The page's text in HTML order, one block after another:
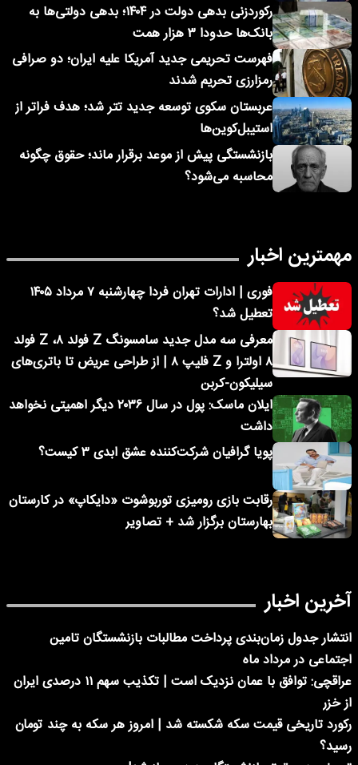
رکوردزنی بدهی دولت در ۱۴۰۴؛ بدهی دولتی‌ها به
بانک‌ها حدودا ۳ هزار همت
فهرست تحریمی جدید آمریکا علیه ایران؛ دو صرافی
رمزارزی تحریم شدند
عربستان سکوی توسعه جدید تتر شد؛ هدف فراتر از
استیبل‌کوین‌ها
بازنشستگی پیش از موعد برقرار ماند؛ حقوق چگونه
محاسبه می‌شود؟
مهمترین اخبار
فوری | ادارات تهران فردا چهارشنبه ۷ مرداد ۱۴۰۵
تعطیل شد؟
معرفی سه مدل جدید سامسونگ Z فولد ۸، Z فولد
۸ اولترا و Z فلیپ ۸ | از طراحی عریض تا باتری‌های
سیلیکون-کربن
ایلان ماسک: پول در سال ۲۰۳۶ دیگر اهمیتی نخواهد
داشت
پویا گرافیان شرکت‌کننده عشق ابدی ۳ کیست؟
رقابت بازی رومیزی توربوشوت «دایکاپ» در کارستان
بهارستان برگزار شد + تصاویر
آخرین اخبار
انتشار جدول زمان‌بندی پرداخت مطالبات بازنشستگان تامین
اجتماعی در مرداد ماه
عراقچی: توافق با عمان نزدیک است | تکذیب سهم ۱۱ درصدی ایران
از خزر
رکورد تاریخی قیمت سکه شکسته شد | امروز هر سکه به چند تومان
رسید؟